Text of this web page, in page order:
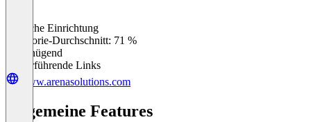
Einfache Einrichtung
Kategorie-Durchschnitt: 71 %
Ungenügend
Weiterführende Links
www.arenasolutions.com
Allgemeine Features